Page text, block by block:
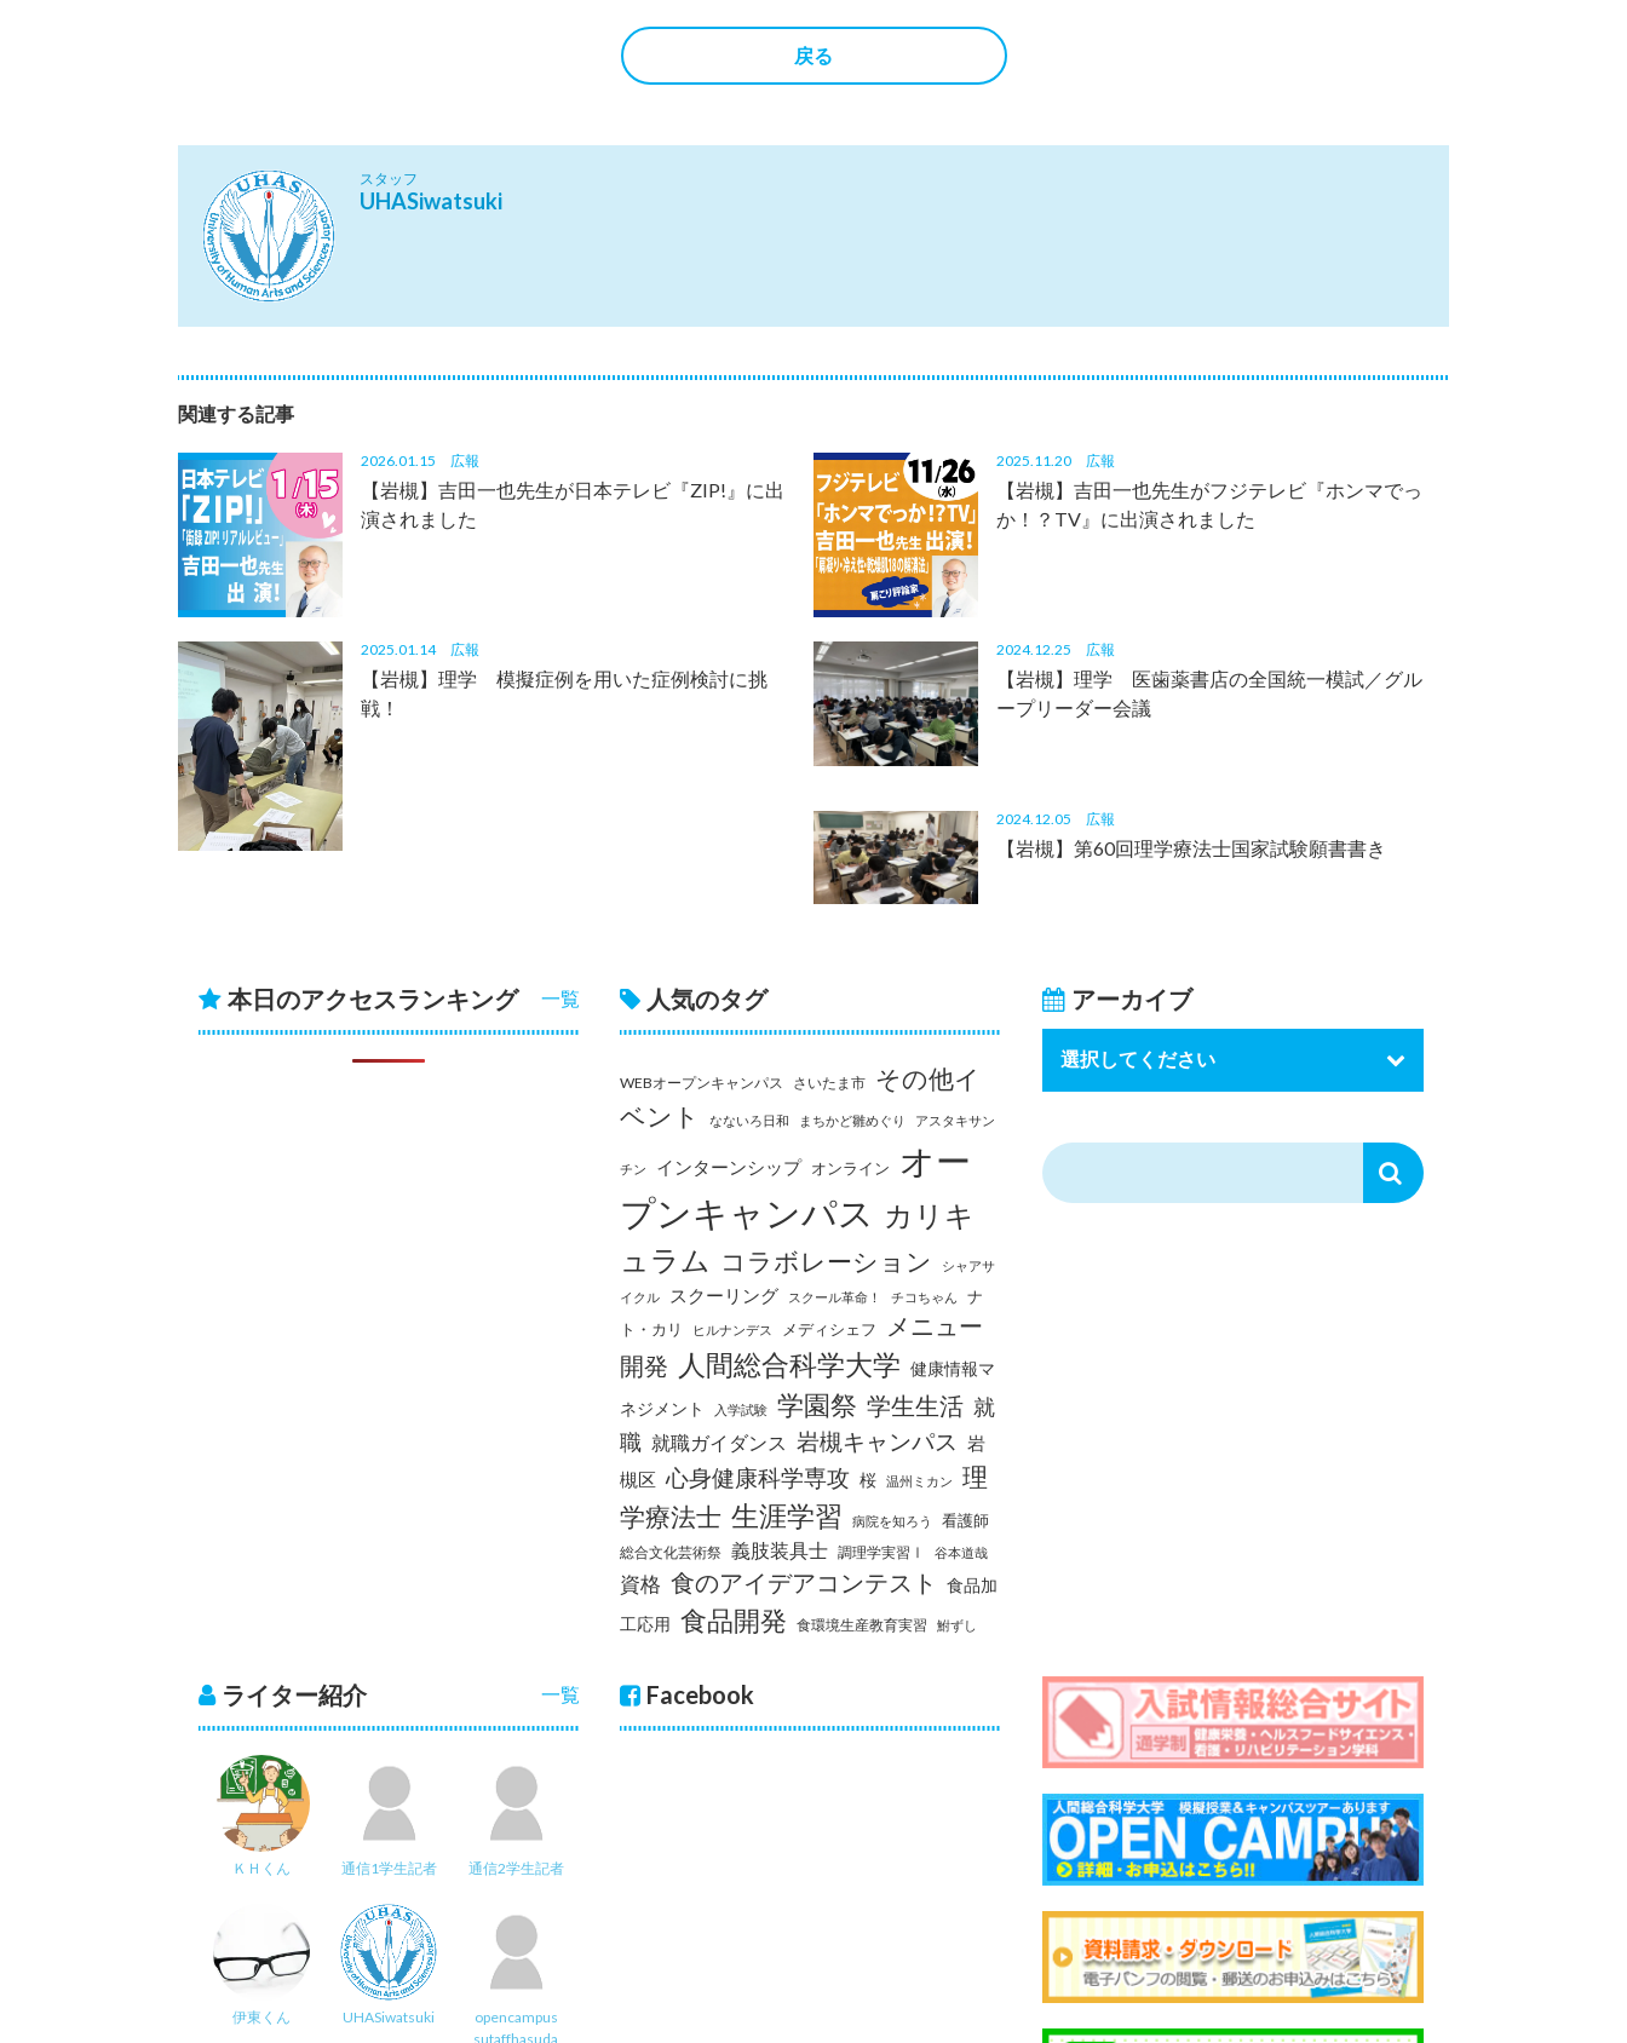
戻る
スタッフ
UHASiwatsuki
関連する記事
2026.01.15 広報
【岩槻】吉田一也先生が日本テレビ『ZIP!』に出
演されました
2025.11.20 広報
【岩槻】吉田一也先生がフジテレビ『ホンマでっ
か！？TV』に出演されました
2025.01.14 広報
【岩槻】理学 模擬症例を用いた症例検討に挑
戦！
2024.12.25 広報
【岩槻】理学 医歯薬書店の全国統一模試／グル
ープリーダー会議
2024.12.05 広報
【岩槻】第60回理学療法士国家試験願書書き
一覧
本日のアクセスランキング 人気のタグ
WEBオープンキャンパス さいたま市 その他イ
ベント
なないろ日和 まちかど雛めぐり アスタキサン
チン インターンシップ オンライン
オー
プンキャンパス カリキ
ュラム コラボレーション
シャアサ
イクル
スクーリング スクール革命！ チコちゃん
ナ
ト・カリ
ヒルナンデス メディシェフ
メニュー
開発 人間総合科学大学 健康情報マ
ネジメント
入学試験 学園祭 学生生活 就
職 就職ガイダンス 岩槻キャンパス
岩
槻区
心身健康科学専攻 桜 温州ミカン
理
学療法士 生涯学習 病院を知ろう 看護師
総合文化芸術祭 義肢装具士 調理学実習Ⅰ 谷本道哉
資格 食のアイデアコンテスト
食品加
工応用
食品開発 食環境生産教育実習 鮒ずし
アーカイブ
一覧
ライター紹介
ＫＨくん 通信1学生記者 通信2学生記者
伊東くん UHASiwatsuki
opencampus
sutaffhasuda
Facebook